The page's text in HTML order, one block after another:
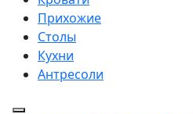
Прихожие
Столы
Кухни
Антресоли